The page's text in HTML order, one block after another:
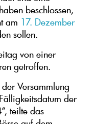
beschlossen,
am 17. Dezember
sollen.
von einer
getroffen.
Versammlung
der
teilte das